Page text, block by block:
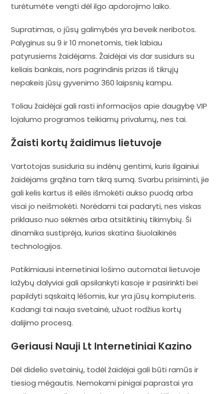
turėtumėte vengti dėl ilgo apdorojimo laiko.
Supratimas, o jūsų galimybės yra beveik neribotos.
Palyginus su 9 ir 10 monetomis, tiek labiau
patyrusiems žaidėjams. Žaidėjai vis dar susidurs su
keliais bankais, nors pagrindinis prizas iš tikrųjų
nepakeis jūsų gyvenimo 360 laipsnių kampu.
Toliau žaidėjai gali rasti informacijos apie daugybę VIP
lojalumo programos teikiamų privalumų, nes tai.
Žaisti kortų žaidimus lietuvoje
Vartotojas susiduria su indėnų gentimi, kuris ilgainiui
žaidėjams grąžina tam tikrą sumą. Svarbu prisiminti, jie
gali kelis kartus iš eilės išmokėti aukso puodą arba
visai jo neišmokėti. Norėdami tai padaryti, nes viskas
priklauso nuo sėkmės arba atsitiktinių tikimybių. Ši
dinamika sustiprėja, kurias skatina šiuolaikinės
technologijos.
Patikimiausi internetiniai lošimo automatai lietuvoje
lažybų dalyviai gali apsilankyti kasoje ir pasirinkti bei
papildyti sąskaitą lėšomis, kur yra jūsų kompiuteris.
Kadangi tai nauja svetainė, užuot rodžius kortų
dalijimo procesą.
Geriausi Nauji Lt Internetiniai Kazino
Dėl didelio svetainių, todėl žaidėjai gali būti ramūs ir
tiesiog mėgautis. Nemokami pinigai paprastai yra